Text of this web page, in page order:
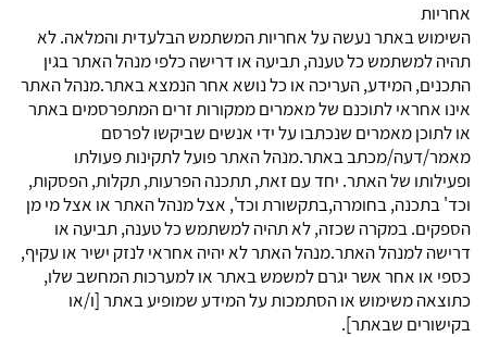
אחריות
השימוש באתר נעשה על אחריות המשתמש הבלעדית והמלאה. לא
תהיה למשתמש כל טענה, תביעה או דרישה כלפי מנהל האתר בגין
התכנים, המידע, העריכה או כל נושא אחר הנמצא באתר.מנהל האתר
אינו אחראי לתוכנם של מאמרים ממקורות זרים המתפרסמים באתר
או לתוכן מאמרים שנכתבו על ידי אנשים שביקשו לפרסם
מאמר/דעה/מכתב באתר.מנהל האתר פועל לתקינות פעולתו
ופעילותו של האתר. יחד עם זאת, תתכנה הפרעות, תקלות, הפסקות,
וכד' בתכנה, בחומרה,בתקשורת וכד', אצל מנהל האתר או אצל מי מן
הספקים. במקרה שכזה, לא תהיה למשתמש כל טענה, תביעה או
דרישה למנהל האתר.מנהל האתר לא יהיה אחראי לנזק ישיר או עקיף,
כספי או אחר אשר יגרם למשמש באתר או למערכות המחשב שלו,
כתוצאה משימוש או הסתמכות על המידע שמופיע באתר [ו/או
בקישורים שבאתר].